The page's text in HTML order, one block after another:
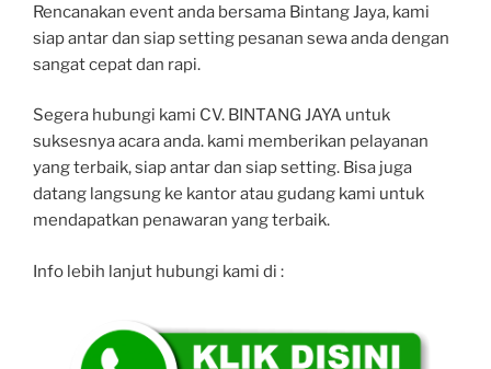
Rencanakan event anda bersama Bintang Jaya, kami
siap antar dan siap setting pesanan sewa anda dengan
sangat cepat dan rapi.
Segera hubungi kami CV. BINTANG JAYA untuk
suksesnya acara anda. kami memberikan pelayanan
yang terbaik, siap antar dan siap setting. Bisa juga
datang langsung ke kantor atau gudang kami untuk
mendapatkan penawaran yang terbaik.
Info lebih lanjut hubungi kami di :